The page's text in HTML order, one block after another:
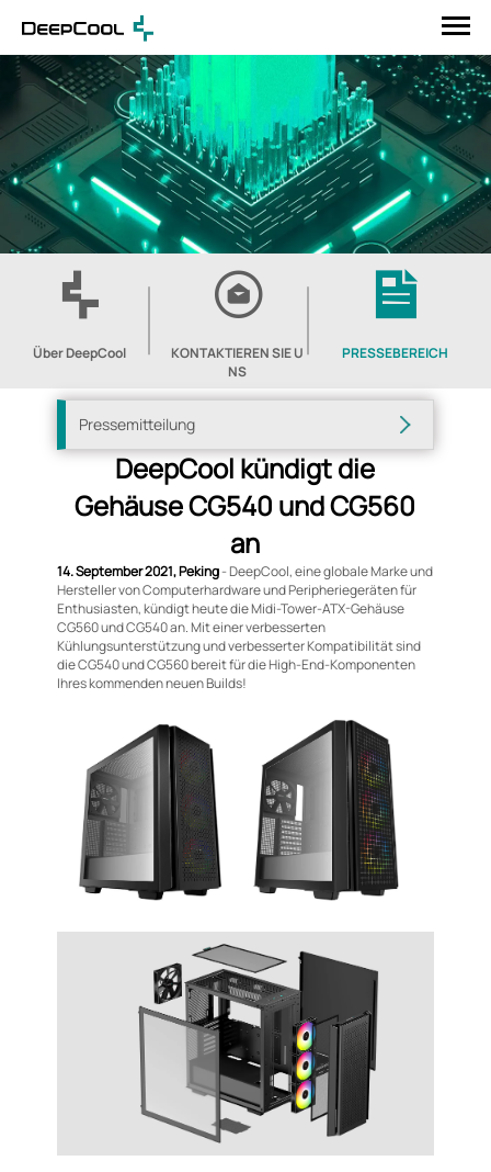
Über DeepCool
KONTAKTIEREN SIE U
NS
PRESSEBEREICH
Pressemitteilung
DeepCool kündigt die
Gehäuse CG540 und CG560
an
14. September 2021, Peking- DeepCool, eine globale Marke und
Hersteller von Computerhardware und Peripheriegeräten für
Enthusiasten, kündigt heute die Midi-Tower-ATX-Gehäuse
CG560 und CG540 an. Mit einer verbesserten
Kühlungsunterstützung und verbesserter Kompatibilität sind
die CG540 und CG560 bereit für die High-End-Komponenten
Ihres kommenden neuen Builds!